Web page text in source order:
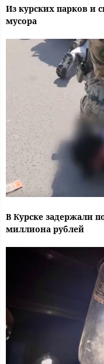
Из курских парков и
мусора
В Курске задержали
миллиона рублей